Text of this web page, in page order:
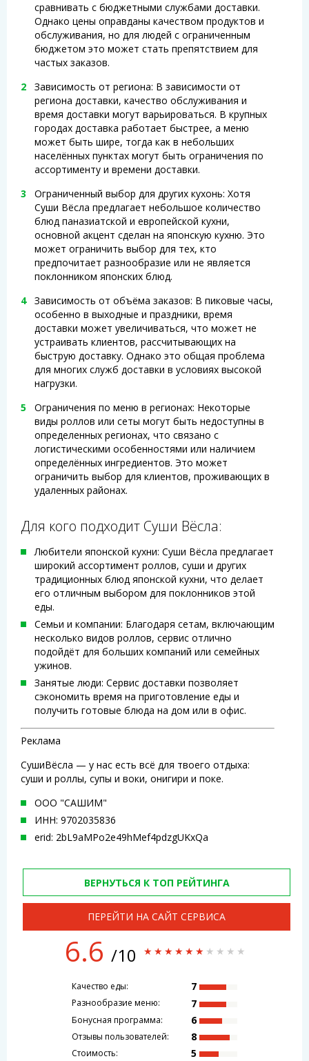
сравнивать с бюджетными службами доставки.
Однако цены оправданы качеством продуктов и
обслуживания, но для людей с ограниченным
бюджетом это может стать препятствием для
частых заказов.
Зависимость от региона: В зависимости от
региона доставки, качество обслуживания и
время доставки могут варьироваться. В крупных
городах доставка работает быстрее, а меню
может быть шире, тогда как в небольших
населённых пунктах могут быть ограничения по
ассортименту и времени доставки.
Ограниченный выбор для других кухонь: Хотя
Суши Вёсла предлагает небольшое количество
блюд паназиатской и европейской кухни,
основной акцент сделан на японскую кухню. Это
может ограничить выбор для тех, кто
предпочитает разнообразие или не является
поклонником японских блюд.
Зависимость от объёма заказов: В пиковые часы,
особенно в выходные и праздники, время
доставки может увеличиваться, что может не
устраивать клиентов, рассчитывающих на
быструю доставку. Однако это общая проблема
для многих служб доставки в условиях высокой
нагрузки.
Ограничения по меню в регионах: Некоторые
виды роллов или сеты могут быть недоступны в
определенных регионах, что связано с
логистическими особенностями или наличием
определённых ингредиентов. Это может
ограничить выбор для клиентов, проживающих в
удаленных районах.
Для кого подходит Суши Вёсла:
Любители японской кухни: Суши Вёсла предлагает
широкий ассортимент роллов, суши и других
традиционных блюд японской кухни, что делает
его отличным выбором для поклонников этой
еды.
Семьи и компании: Благодаря сетам, включающим
несколько видов роллов, сервис отлично
подойдёт для больших компаний или семейных
ужинов.
Занятые люди: Сервис доставки позволяет
сэкономить время на приготовление еды и
получить готовые блюда на дом или в офис.
Реклама
СушиВёсла — у нас есть всё для твоего отдыха:
суши и роллы, супы и воки, онигири и поке.
ООО "САШИМ"
ИНН: 9702035836
erid: 2bL9aMPo2e49hMef4pdzgUKxQa
ВЕРНУТЬСЯ К ТОП РЕЙТИНГА
ПЕРЕЙТИ НА САЙТ СЕРВИСА
6.6 /10
Качество еды: 7
Разнообразие меню: 7
Бонусная программа: 6
Отзывы пользователей: 8
Стоимость: 5